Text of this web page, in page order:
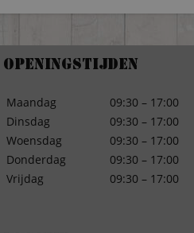
Openingstijden
Maandag
Dinsdag
Woensdag
Donderdag
Vrijdag
09:30 – 17:00
09:30 – 17:00
09:30 – 17:00
09:30 – 17:00
09:30 – 17:00